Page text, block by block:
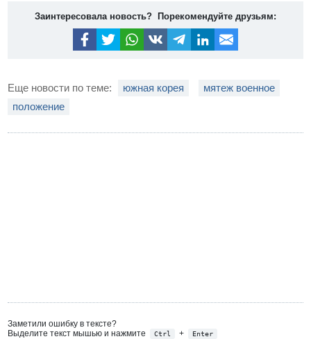
Заинтересовала новость? Порекомендуйте друзьям:
Еще новости по теме: южная корея
мятеж военное
положение
Заметили ошибку в тексте?
Выделите текст мышью и нажмите
Ctrl + Enter